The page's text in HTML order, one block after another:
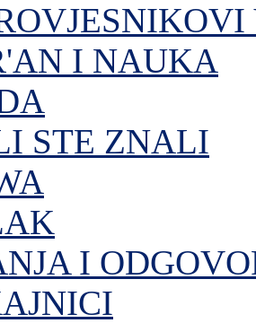
I NAUKA
STE ZNALI
I